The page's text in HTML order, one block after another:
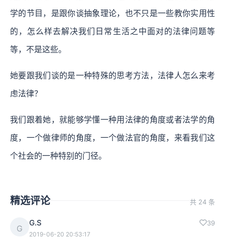
学的节目，是跟你谈抽象理论，也不只是一些教你实用性
的，怎么样去解决我们日常生活之中面对的法律问题等
等，不是这些。
她要跟我们谈的是一种特殊的思考方法，法律人怎么来考
虑法律？
我们跟着她，就能够学懂一种用法律的角度或者法学的角
度，一个做律师的角度，一个做法官的角度，来看我们这
个社会的一种特别的门径。
精选评论 共 24 条
G
G.S 39
2019-06-20 20:53:17